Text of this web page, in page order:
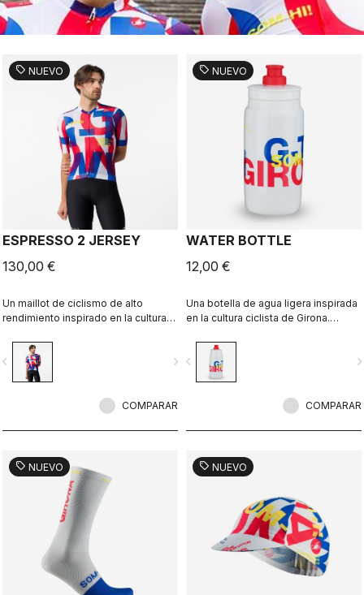
sell NUEVO
ESPRESSO 2 JERSEY
130,00 €
Un maillot de ciclismo de alto
rendimiento inspirado en la cultura
local. Diseñado en colaboración con
R-A/D.
navigate_next
COMPARAR
sell NUEVO
WATER BOTTLE
12,00 €
Una botella de agua ligera inspirada
en la cultura ciclista de Girona.
navigate_before
COMPARAR
sell NUEVO sell NUEVO